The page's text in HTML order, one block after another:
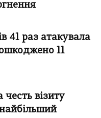
41 раз атакувала
11
честь візиту